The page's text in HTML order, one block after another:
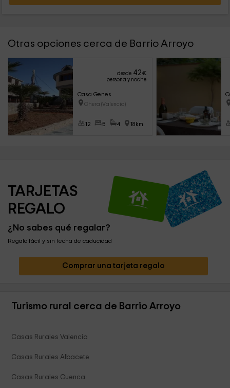
Otras opciones cerca de Barrio Arroyo
desde 42€
persona y noche
Casa Genes
Chera (Valencia)
12 5 4 18km
TARJETAS
REGALO
¿No sabes qué regalar?
Regalo fácil y sin fecha de caducidad
Comprar una tarjeta regalo
Turismo rural cerca de Barrio Arroyo
Casas Rurales Valencia
Casas Rurales Albacete
Casas Rurales Cuenca